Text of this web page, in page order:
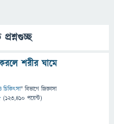
শরীর ঘামে
চিকিৎসা" বিভাগে জিজ্ঞাসা
(123,410 পয়েন্ট)